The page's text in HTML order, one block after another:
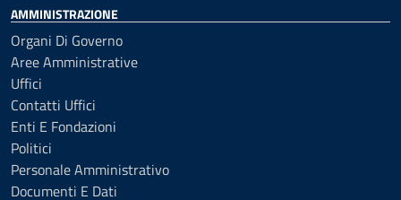
AMMINISTRAZIONE
Organi Di Governo
Aree Amministrative
Uffici
Contatti Uffici
Enti E Fondazioni
Politici
Personale Amministrativo
Documenti E Dati